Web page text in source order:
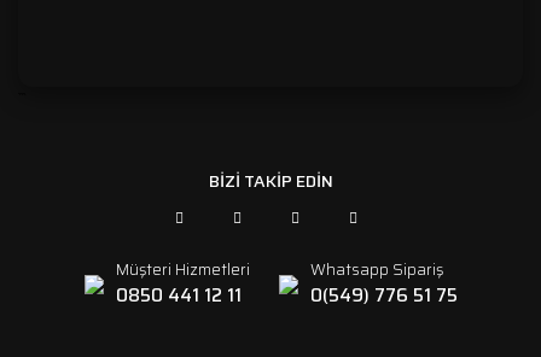
BİZİ TAKİP EDİN
Müşteri Hizmetleri
0850 441 12 11
Whatsapp Sipariş
0(549) 776 51 75